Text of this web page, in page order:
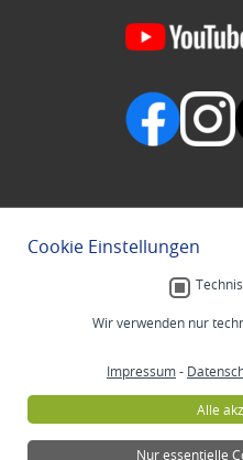
Cookie Einstellungen
Wir verwenden nur
Impressum-
Alle
Nur essentielle